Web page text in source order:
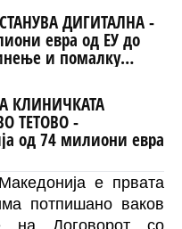
ДИГИТАЛНА -
евра од ЕУ до
и помалку
КЛИНИЧКАТА
ТЕТОВО -
од 74 милиони евра
е првата
потпишано ваков
на Договорот со